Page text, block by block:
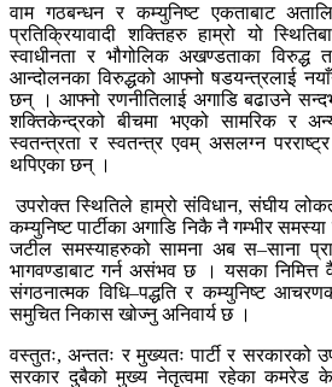
वाम गठबन्धन र कम्युनिष्ट एकताबाट
प्रतिक्रियावादी शक्तिहरु हाम्रो यो
स्वाधीनता र भौगोलिक अखण्डताका विरुद्ध
आन्दोलनका विरुद्धको आफ्नो षडयन्त्रलाई
छन् । आफ्नो रणनीतिलाई अगाडि बढाउने
शक्तिकेन्द्रको बीचमा भएको सामरिक र
स्वतन्त्रता र स्वतन्त्र एवम् असलग्न
थपिएका छन् ।
उपरोक्त स्थितिले हाम्रो संविधान, संघीय
कम्युनिष्ट पार्टीका अगाडि निकै नै गम्भीर
जटील समस्याहरुको सामना अब स–साना
भागवण्डाबाट गर्न असंभव छ । यसका निमित्त
संगठनात्मक विधि–पद्धति र कम्युनिष्ट
समुचित निकास खोज्नु अनिवार्य छ ।
वस्तुतः, अन्ततः र मुख्यतः पार्टी र सरकारको
सरकार दुबैको मुख्य नेतृत्वमा रहेका कमरेड